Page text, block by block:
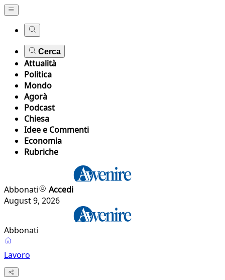
Cerca
Attualità
Politica
Mondo
Agorà
Podcast
Chiesa
Idee e Commenti
Economia
Rubriche
Abbonati
Accedi
August 9, 2026
Abbonati
Lavoro